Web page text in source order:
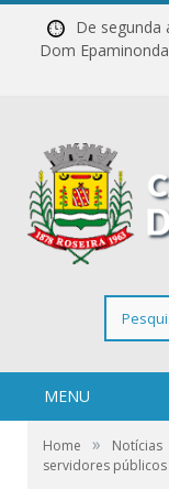
De
Dom
por:
MENU
Home » Notícias
servidores públicos